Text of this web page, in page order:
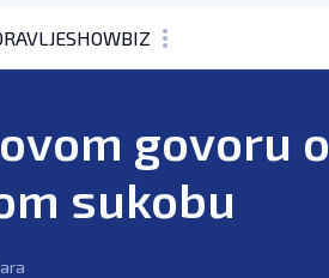
SHOWBIZ
PODCAST
govoru o
sukobu